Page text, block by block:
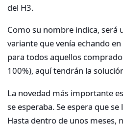
del H3.
Como su nombre indica, será
variante que venía echando
para todos aquellos
100%), aquí tendrán la
La novedad más importante
se esperaba. Se espera que
Hasta dentro de unos meses,